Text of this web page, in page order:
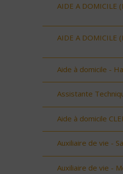
AIDE A DOMICILE
AIDE A DOMICILE
Aide à domicile -
Assistante
Aide à domicile
Auxiliaire de vie -
Auxiliaire de vie -